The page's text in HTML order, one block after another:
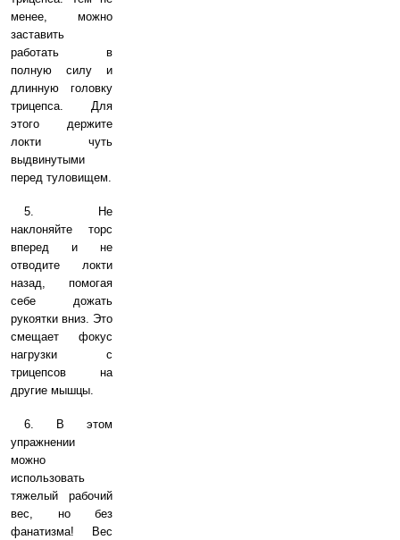
менее, можно
заставить
работать в
полную силу и
длинную головку
трицепса. Для
этого держите
локти чуть
выдвинутыми
перед туловищем.
5. Не
наклоняйте торс
вперед и не
отводите локти
назад, помогая
себе дожать
рукоятки вниз. Это
смещает фокус
нагрузки с
трицепсов на
другие мышцы.
6. В этом
упражнении
можно
использовать
тяжелый рабочий
вес, но без
фанатизма! Вес